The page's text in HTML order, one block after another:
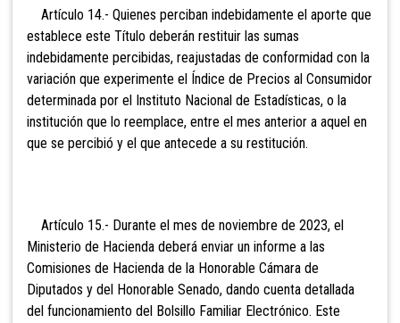
Artículo 14.- Quienes perciban indebidamente el aporte que
establece este Título deberán restituir las sumas
indebidamente percibidas, reajustadas de conformidad con la
variación que experimente el Índice de Precios al Consumidor
determinada por el Instituto Nacional de Estadísticas, o la
institución que lo reemplace, entre el mes anterior a aquel en
que se percibió y el que antecede a su restitución.
Artículo 15.- Durante el mes de noviembre de 2023, el
Ministerio de Hacienda deberá enviar un informe a las
Comisiones de Hacienda de la Honorable Cámara de
Diputados y del Honorable Senado, dando cuenta detallada
del funcionamiento del Bolsillo Familiar Electrónico. Este